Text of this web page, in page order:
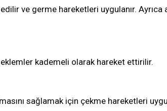
ve germe hareketleri uygulanır. Ayrıca
kademeli olarak hareket ettirilir.
sağlamak için çekme hareketleri